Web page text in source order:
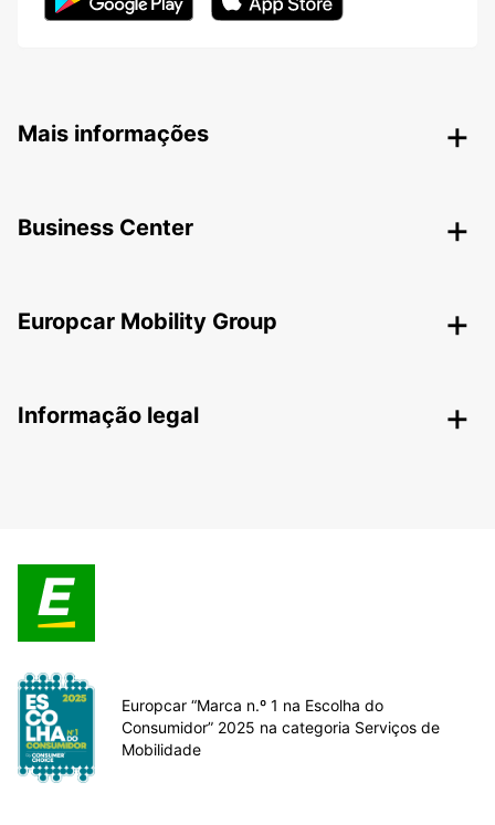
Mais informações
Business Center
Europcar Mobility Group
Informação legal
Europcar “Marca n.º 1 na Escolha do
Consumidor” 2025 na categoria Serviços de
Mobilidade